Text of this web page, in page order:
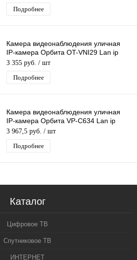
Подробнее
Камера видеонаблюдения уличная
IP-камера Орбита OT-VNI29 Lan ip
камера 5 Mpix 3,6мм для дома и др.
3 355 руб. / шт
Подробнее
Камера видеонаблюдения уличная
IP-камера Орбита VP-C634 Lan ip
видеокамера 2 Mpix 3,6мм H.264
металл
3 967,5 руб. / шт
Подробнее
Каталог
Цифровое ТВ
Спутниковое ТВ
ИНТЕРНЕТ